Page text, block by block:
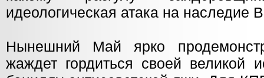
идеологическая атака на наследие
Нынешний Май ярко
жаждет гордиться своей великой